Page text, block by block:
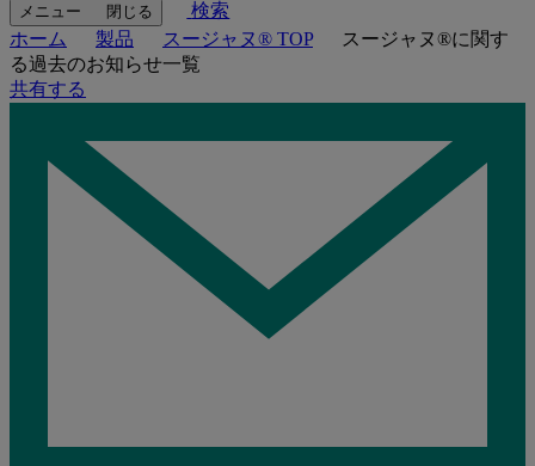
メニュー 閉じる
検索
ホーム
製品 スージャヌ® TOP
スージャヌ®に関す
る過去のお知らせ一覧
共有する